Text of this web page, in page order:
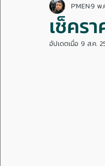
ข้อสอบบัตรนายหน้าประกั
คู่มือการทำงาน การซื้
เช็คร
P'MEN9 พ.
อัปเดตเมื่อ 9 ส.ค.